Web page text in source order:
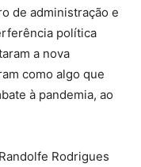
de administração e
política
a nova
como algo que
à pandemia, ao
Rodrigues